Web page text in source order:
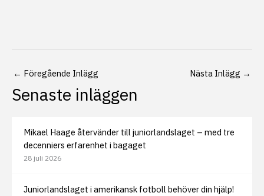
← Föregående Inlägg Nästa Inlägg →
Senaste inläggen
Mikael Haage återvänder till juniorlandslaget – med tre
decenniers erfarenhet i bagaget
28 juli 2026
Juniorlandslaget i amerikansk fotboll behöver din hjälp!